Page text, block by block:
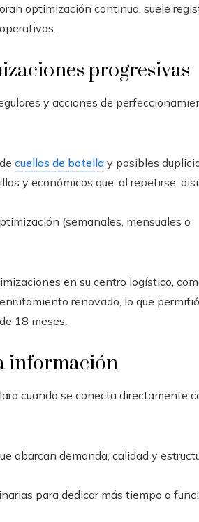
optimización continua, suele
progresivas
y acciones de
cuellos de botella y posibles
y económicos que, al repetirse,
(semanales, mensuales o
en su centro logístico,
renovado, lo que
18 meses.
información
cuando se conecta directamente
abarcan demanda, calidad y
para dedicar más tiempo a